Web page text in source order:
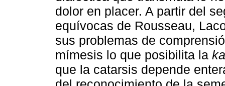
dolor en placer. A partir del
equívocas de Rousseau,
sus problemas de
mímesis lo que posibilita la
que la catarsis depende